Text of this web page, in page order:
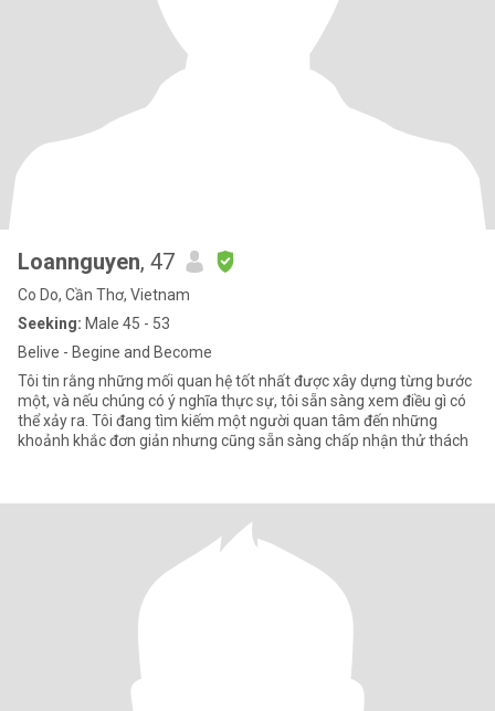
Loannguyen, 47
Co Do, Cần Thơ, Vietnam
Seeking: Male 45 - 53
Belive - Begine and Become
Tôi tin rằng những mối quan hệ tốt nhất được xây dựng từng bước
một, và nếu chúng có ý nghĩa thực sự, tôi sẵn sàng xem điều gì có
thể xảy ra. Tôi đang tìm kiếm một người quan tâm đến những
khoảnh khắc đơn giản nhưng cũng sẵn sàng chấp nhận thử thách